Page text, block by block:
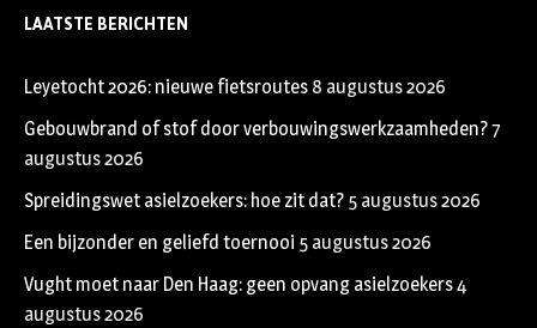
LAATSTE BERICHTEN
Leyetocht 2026: nieuwe fietsroutes 8 augustus 2026
Gebouwbrand of stof door verbouwingswerkzaamheden?7
augustus 2026
Spreidingswet asielzoekers: hoe zit dat? 5 augustus 2026
Een bijzonder en geliefd toernooi 5 augustus 2026
Vught moet naar Den Haag: geen opvang asielzoekers4
augustus 2026